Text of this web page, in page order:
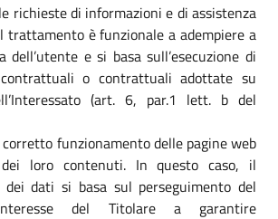
richieste di informazioni e di assistenza
trattamento è funzionale a adempiere a
dell’utente e si basa sull’esecuzione di
o contrattuali adottate su
(art. 6, par.1 lett. b del
funzionamento delle pagine web
loro contenuti. In questo caso, il
dati si basa sul perseguimento del
del Titolare a garantire